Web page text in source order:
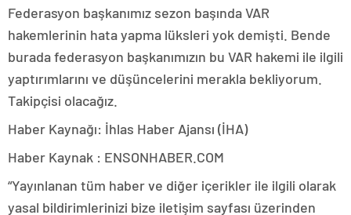
Federasyon başkanımız sezon başında VAR
hakemlerinin hata yapma lüksleri yok demişti. Bende
burada federasyon başkanımızın bu VAR hakemi ile ilgili
yaptırımlarını ve düşüncelerini merakla bekliyorum.
Takipçisi olacağız.
Haber Kaynağı: İhlas Haber Ajansı (İHA)
Haber Kaynak : ENSONHABER.COM
“Yayınlanan tüm haber ve diğer içerikler ile ilgili olarak
yasal bildirimlerinizi bize iletişim sayfası üzerinden